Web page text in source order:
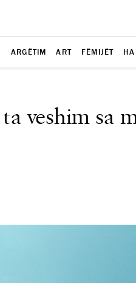
ARGËTIM ART FËMIJËT
veshim sa